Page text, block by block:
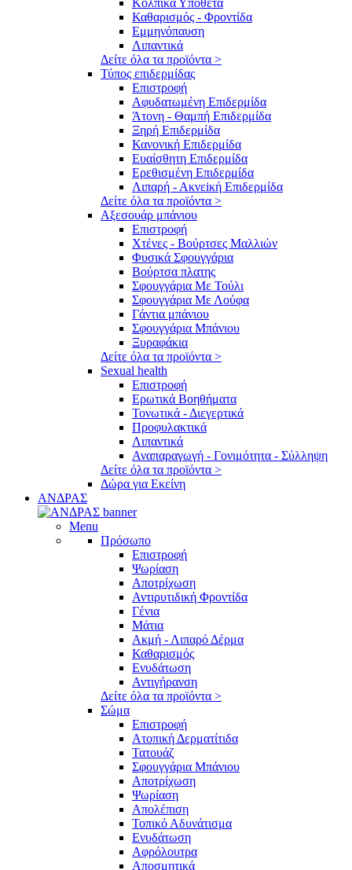
Κολπικά Υπόθετα
Καθαρισμός - Φροντίδα
Εμμηνόπαυση
Λιπαντικά
Δείτε όλα τα προϊόντα >
Τύπος επιδερμίδας
Επιστροφή
Αφυδατωμένη Επιδερμίδα
Άτονη - Θαμπή Επιδερμίδα
Ξηρή Επιδερμίδα
Κανονική Επιδερμίδα
Ευαίσθητη Επιδερμίδα
Ερεθισμένη Επιδερμίδα
Λιπαρή - Ακνεiκή Επιδερμίδα
Δείτε όλα τα προϊόντα >
Αξεσουάρ μπάνιου
Επιστροφή
Χτένες - Βούρτσες Μαλλιών
Φυσικά Σφουγγάρια
Βούρτσα πλατης
Σφουγγάρια Με Τούλι
Σφουγγάρια Με Λούφα
Γάντια μπάνιου
Σφουγγάρια Μπάνιου
Ξυραφάκια
Δείτε όλα τα προϊόντα >
Sexual health
Επιστροφή
Ερωτικά Βοηθήματα
Τονωτικά - Διεγερτικά
Προφυλακτικά
Λιπαντικά
Αναπαραγωγή - Γονιμότητα - Σύλληψη
Δείτε όλα τα προϊόντα >
Δώρα για Εκείνη
ΑΝΔΡΑΣ
Menu
Πρόσωπο
Επιστροφή
Ψωρίαση
Αποτρίχωση
Αντιρυτιδική Φροντίδα
Γένια
Μάτια
Ακμή - Λιπαρό Δέρμα
Καθαρισμός
Ενυδάτωση
Αντιγήρανση
Δείτε όλα τα προϊόντα >
Σώμα
Επιστροφή
Ατοπική Δερματίτιδα
Τατουάζ
Σφουγγάρια Μπάνιου
Αποτρίχωση
Ψωρίαση
Απολέπιση
Τοπικό Αδυνάτισμα
Ενυδάτωση
Αφρόλουτρα
Αποσμητικά